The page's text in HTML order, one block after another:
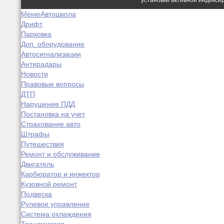
МенюАвтошкола
Дрифт
Парковка
Доп. оборудование
Автосигнализации
Антирадары
Новости
Правовые вопросы
ДТП
Нарушение ПДД
Постановка на учет
Страхование авто
Штрафы
Путешествия
Ремонт и обслуживание
Двигатель
Карбюратор и инжектор
Кузовной ремонт
Подвеска
Рулевое управление
Система охлаждения